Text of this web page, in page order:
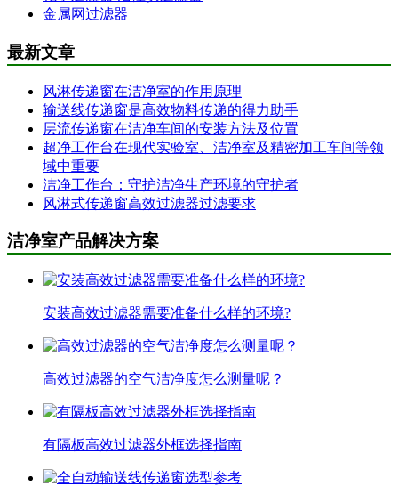
金属网过滤器
最新文章
风淋传递窗在洁净室的作用原理
输送线传递窗是高效物料传递的得力助手
层流传递窗在洁净车间的安装方法及位置
超净工作台在现代实验室、洁净室及精密加工车间等领
域中重要
洁净工作台：守护洁净生产环境的守护者
风淋式传递窗高效过滤器过滤要求
洁净室产品解决方案
安装高效过滤器需要准备什么样的环境?
高效过滤器的空气洁净度怎么测量呢？
有隔板高效过滤器外框选择指南